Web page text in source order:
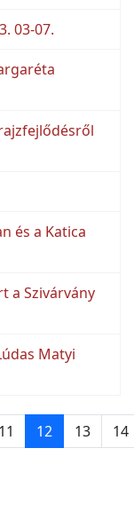
03-07.
és a Katica
a Szivárvány
Matyi
11 12 13 14